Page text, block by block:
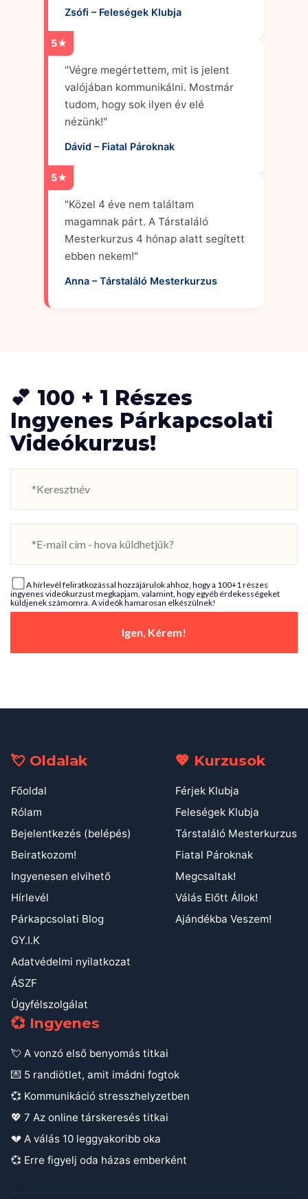
Zsófi – Feleségek Klubja
5★
"Végre megértettem, mit is jelent
valójában kommunikálni. Mostmár
tudom, hogy sok ilyen év elé
nézünk!"
Dávid – Fiatal Pároknak
5★
"Közel 4 éve nem találtam
magamnak párt. A Társtaláló
Mesterkurzus 4 hónap alatt segített
ebben nekem!"
Anna – Társtaláló Mesterkurzus
💕 100 + 1 Részes
Ingyenes Párkapcsolati
Videókurzus!
A hírlevél feliratkozással hozzájárulok ahhoz, hogy a 100+1 részes
ingyenes videókurzust megkapjam, valamint, hogy egyéb érdekességeket
küldjenek számomra. A videók hamarosan elkészülnek!
Igen, Kérem!
💘 Oldalak
Főoldal
Rólam
Bejelentkezés (belépés)
Beiratkozom!
Ingyenesen elvihető
Hírlevél
Párkapcsolati Blog
GY.I.K
Adatvédelmi nyilatkozat
ÁSZF
Ügyfélszolgálat
💖 Kurzusok
Férjek Klubja
Feleségek Klubja
Társtaláló Mesterkurzus
Fiatal Pároknak
Megcsaltak!
Válás Előtt Állok!
Ajándékba Veszem!
💞 Ingyenes
💘 A vonzó első benyomás titkai
💌 5 randiötlet, amit imádni fogtok
💞 Kommunikáció stresszhelyzetben
💖 7 Az online társkeresés titkai
💔 A válás 10 leggyakoribb oka
💞 Erre figyelj oda házas emberként